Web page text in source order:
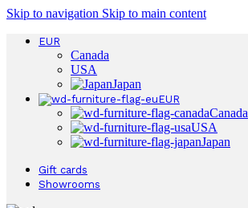
Skip to navigation Skip to main content
EUR
Canada
USA
Japan
EUR
Canada
USA
Japan
Gift cards
Showrooms